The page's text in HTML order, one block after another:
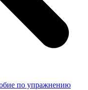
по упражнению